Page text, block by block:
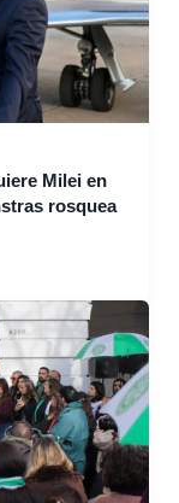
Milei en
rosquea